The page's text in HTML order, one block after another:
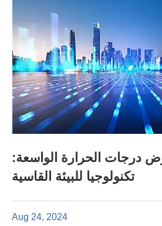
درجات الحرارة الواسعة:
تكنولوجيا للبيئة القاسية
Aug 24, 2024